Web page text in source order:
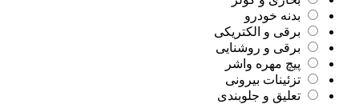
بدنه خودرو
برقی و الکتریکی
برقی و روشنایی
پیچ مهره واشر
تزئینات بیرونی
تعلیق و جلوبندی